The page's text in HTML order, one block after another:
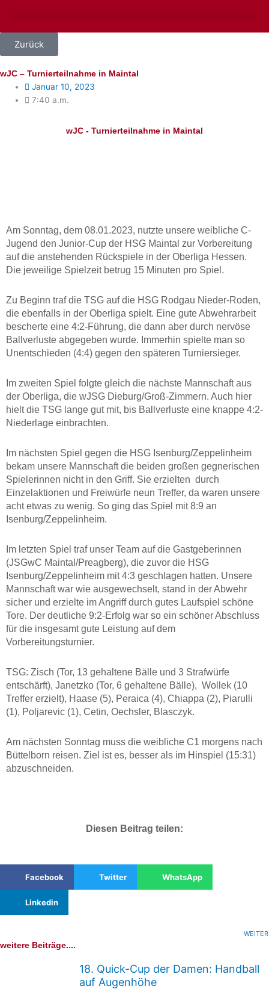
springen
Zurück
wJC – Turnierteilnahme in Maintal
Januar 10, 2023
7:40 a.m.
wJC - Turnierteilnahme in Maintal
Am Sonntag, dem 08.01.2023, nutzte unsere weibliche C-
Jugend den Junior-Cup der HSG Maintal zur Vorbereitung
auf die anstehenden Rückspiele in der Oberliga Hessen.
Die jeweilige Spielzeit betrug 15 Minuten pro Spiel.
Zu Beginn traf die TSG auf die HSG Rodgau Nieder-Roden,
die ebenfalls in der Oberliga spielt. Eine gute Abwehrarbeit
bescherte eine 4:2-Führung, die dann aber durch nervöse
Ballverluste abgegeben wurde. Immerhin spielte man so
Unentschieden (4:4) gegen den späteren Turniersieger.
Im zweiten Spiel folgte gleich die nächste Mannschaft aus
der Oberliga, die wJSG Dieburg/Groß-Zimmern. Auch hier
hielt die TSG lange gut mit, bis Ballverluste eine knappe 4:2-
Niederlage einbrachten.
Im nächsten Spiel gegen die HSG Isenburg/Zeppelinheim
bekam unsere Mannschaft die beiden großen gegnerischen
Spielerinnen nicht in den Griff. Sie erzielten durch
Einzelaktionen und Freiwürfe neun Treffer, da waren unsere
acht etwas zu wenig. So ging das Spiel mit 8:9 an
Isenburg/Zeppelinheim.
Im letzten Spiel traf unser Team auf die Gastgeberinnen
(JSGwC Maintal/Preagberg), die zuvor die HSG
Isenburg/Zeppelinheim mit 4:3 geschlagen hatten. Unsere
Mannschaft war wie ausgewechselt, stand in der Abwehr
sicher und erzielte im Angriff durch gutes Laufspiel schöne
Tore. Der deutliche 9:2-Erfolg war so ein schöner Abschluss
für die insgesamt gute Leistung auf dem
Vorbereitungsturnier.
TSG: Zisch (Tor, 13 gehaltene Bälle und 3 Strafwürfe
entschärft), Janetzko (Tor, 6 gehaltene Bälle), Wollek (10
Treffer erzielt), Haase (5), Peraica (4), Chiappa (2), Piarulli
(1), Poljarevic (1), Cetin, Oechsler, Blasczyk.
Am nächsten Sonntag muss die weibliche C1 morgens nach
Büttelborn reisen. Ziel ist es, besser als im Hinspiel (15:31)
abzuschneiden.
Diesen Beitrag teilen:
Facebook Twitter WhatsApp
Linkedin
WEITER
weitere Beiträge....
18. Quick-Cup der Damen: Handball
auf Augenhöhe